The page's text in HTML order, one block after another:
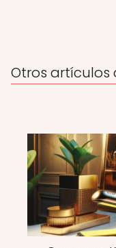
Otros artículos